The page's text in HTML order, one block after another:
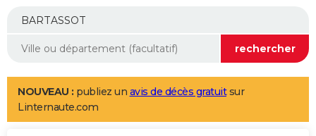
Mobiles
Meilleur smartphone
Internet
Ordinateurs
Jeux vidéo
Guide high-tech
Aménagement intérieur
LIFESTYLE
Art de vivre
Bien-être
Loisirs
Mode
Modes de vie
NOUVEAU : publiez un avis de décès gratuitsur
Linternaute.com